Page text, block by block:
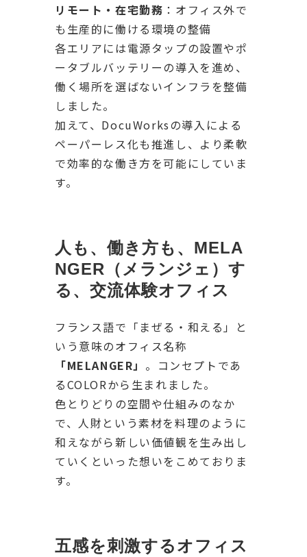
リモート・在宅勤務 ：オフィス外で
も生産的に働ける環境の整備
各エリアには電源タップの設置やポ
ータブルバッテリーの導入を進め、
働く場所を選ばないインフラを整備
しました。
加えて、DocuWorksの導入による
ペーパーレス化も推進し、より柔軟
で効率的な働き方を可能にしていま
す。
人も、働き方も、MELA
NGER（メランジェ）す
る、交流体験オフィス
フランス語で「まぜる・和える」と
いう意味のオフィス名称
「MELANGER」 。コンセプトであ
るCOLORから生まれました。
色とりどりの空間や仕組みのなか
で、人財という素材を料理のように
和えながら新しい価値観を生み出し
ていくといった想いをこめておりま
す。
五感を刺激するオフィス